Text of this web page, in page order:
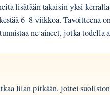
lisätään takaisin yksi
6–8 viikkoa. Tavoitteena
ne aineet, jotka todella
liian pitkään, jottei